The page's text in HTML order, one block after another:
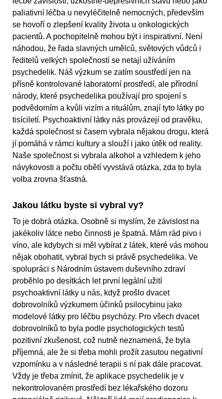
paliativní léčba u nevyléčitelně nemocných, především
se hovoří o zlepšení kvality života u onkologických
pacientů. A pochopitelně mohou být i inspirativní. Není
náhodou, že řada slavných umělců, světových vůdců i
ředitelů velkých společností se netají užíváním
psychedelik. Náš výzkum se zatím soustředí jen na
přísně kontrolované laboratorní prostředí, ale přírodní
národy, které psychedelika používají pro spojení s
podvědomím a kvůli vizím a rituálům, znají tyto látky po
tisíciletí. Psychoaktivní látky nás provázejí od pravěku,
každá společnost si časem vybrala nějakou drogu, která
jí pomáhá v rámci kultury a slouží i jako útěk od reality.
Naše společnost si vybrala alkohol a vzhledem k jeho
návykovosti a počtu obětí vyvstává otázka, zda to byla
volba zrovna šťastná.
Jakou látku byste si vybral vy?
To je dobrá otázka. Osobně si myslím, že závislost na
jakékoliv látce nebo činnosti je špatná. Mám rád pivo i
víno, ale kdybych si měl vybírat z látek, které vás mohou
nějak obohatit, vybral bych si právě psychedelika. Ve
spolupráci s Národním ústavem duševního zdraví
proběhlo po desítkách let první legální užití
psychoaktivní látky u nás, když prošlo dvacet
dobrovolníků výzkumem účinků psilocybinu jako
modelové látky pro léčbu psychózy. Pro všech dvacet
dobrovolníků to byla podle psychologických testů
pozitivní zkušenost, což nutně neznamená, že byla
příjemná, ale že si třeba mohli prožít zasutou negativní
vzpomínku a v následné terapii s ní pak dále pracovat.
Vždy je třeba zmínit, že aplikace psychedelik je v
nekontrolovaném prostředí bez lékařského dozoru